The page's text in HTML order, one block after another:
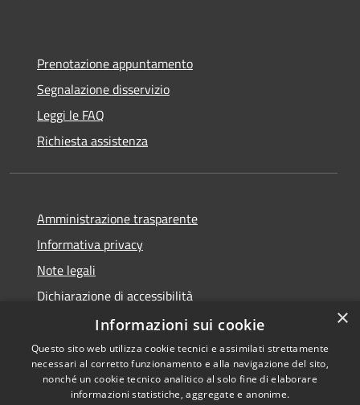
Prenotazione appuntamento
Segnalazione disservizio
Leggi le FAQ
Richiesta assistenza
Amministrazione trasparente
Informativa privacy
Note legali
Dichiarazione di accessibilità
Obiettivi di accessibilità
×
Informazioni sui cookie
Questo sito web utilizza cookie tecnici e assimilati strettamente
necessari al corretto funzionamento e alla navigazione del sito,
nonché un cookie tecnico analitico al solo fine di elaborare
informazioni statistiche, aggregate e anonime.